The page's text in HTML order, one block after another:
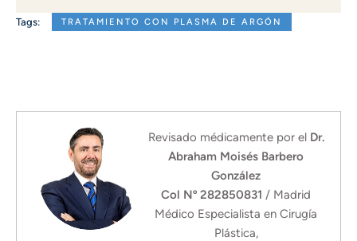
Tags: TRATAMIENTO CON PLASMA DE ARGÓN
Revisado médicamente por el Dr.
Abraham Moisés Barbero
González
Col Nº 282850831 / Madrid
Médico Especialista en Cirugía
Plástica,